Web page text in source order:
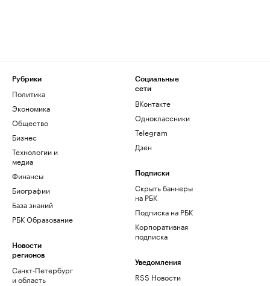
Рубрики
Политика
Экономика
Общество
Бизнес
Технологии и
медиа
Финансы
Биографии
База знаний
РБК Образование
Новости
регионов
Санкт-Петербург
и область
Социальные
сети
ВКонтакте
Одноклассники
Telegram
Дзен
Подписки
Скрыть баннеры
на РБК
Подписка на РБК
Корпоративная
подписка
Уведомления
RSS Новости